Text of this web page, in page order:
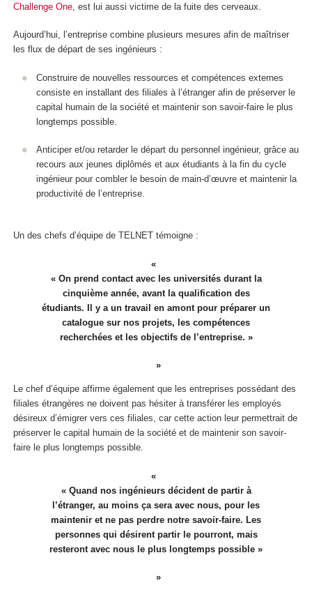
Challenge One , est lui aussi victime de la fuite des cerveaux.
Aujourd’hui, l’entreprise combine plusieurs mesures afin de maîtriser
les flux de départ de ses ingénieurs :
Construire de nouvelles ressources et compétences externes
consiste en installant des filiales à l’étranger afin de préserver le
capital humain de la société et maintenir son savoir-faire le plus
longtemps possible.
Anticiper et/ou retarder le départ du personnel ingénieur, grâce au
recours aux jeunes diplômés et aux étudiants à la fin du cycle
ingénieur pour combler le besoin de main-d’œuvre et maintenir la
productivité de l’entreprise.
Un des chefs d’équipe de TELNET témoigne :
« On prend contact avec les universités durant la
cinquième année, avant la qualification des
étudiants. Il y a un travail en amont pour préparer un
catalogue sur nos projets, les compétences
recherchées et les objectifs de l’entreprise. »
Le chef d’équipe affirme également que les entreprises possédant des
filiales étrangères ne doivent pas hésiter à transférer les employés
désireux d’émigrer vers ces filiales, car cette action leur permettrait de
préserver le capital humain de la société et de maintenir son savoir-
faire le plus longtemps possible.
« Quand nos ingénieurs décident de partir à
l’étranger, au moins ça sera avec nous, pour les
maintenir et ne pas perdre notre savoir-faire. Les
personnes qui désirent partir le pourront, mais
resteront avec nous le plus longtemps possible »